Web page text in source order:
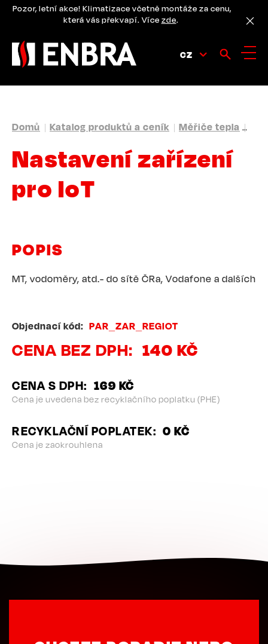
PřejítPozor, letní akce! Klimatizace včetně montáže za cenu,
která vás překvapí. Více zde.
CZ
DROBEČKOVÁ
NAVIGACE
Domů Katalog produktů a ceník Měřiče tepla
Nastavení zařízení
pro IoT
POPIS
MT, vodoměry, atd.- do sítě ČRa, Vodafone a dalších
Objednací kód PAR_ZAR_REGIOT
CENA BEZ DPH 140 KČ
CENA S DPH 169 KČ
Cena je uvedena bez recyklačního poplatku (PHE)
RECYKLAČNÍ POPLATEK 0 KČ
Cena je zaokrouhlena